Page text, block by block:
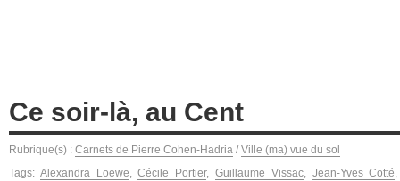
Ce soir-là, au Cent
Rubrique(s) : Carnets de Pierre Cohen-Hadria / Ville (ma) vue du sol
Tags: Alexandra Loewe ,Cécile Portier, Guillaume Vissac, Jean-Yves Cotté